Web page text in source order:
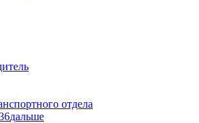
отдела
дальше